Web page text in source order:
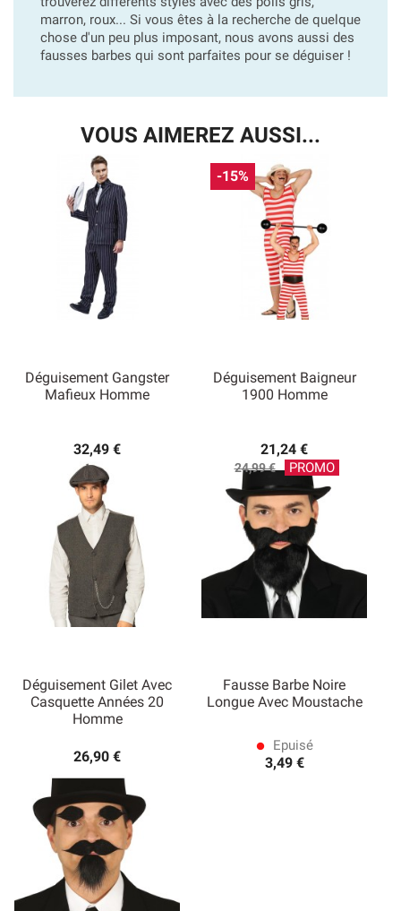
marron, roux... Si vous êtes à la recherche de quelque
chose d'un peu plus imposant, nous avons aussi des
fausses barbes qui sont parfaites pour se déguiser !
VOUS AIMEREZ AUSSI...
Déguisement Gangster
Mafieux Homme
32,49 €
Déguisement Baigneur
1900 Homme
21,24 €
Prix
de
base
24,99 € PROMO
-15%
Déguisement Gilet Avec
Casquette Années 20
Homme
26,90 €
Fausse Barbe Noire
Longue Avec Moustache
lens Epuisé
3,49 €